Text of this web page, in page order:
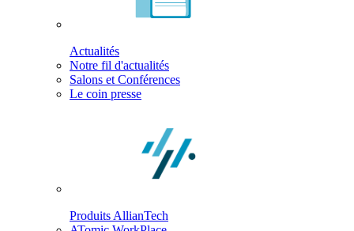
Actualités
Notre fil d'actualités
Salons et Conférences
Le coin presse
Produits AllianTech